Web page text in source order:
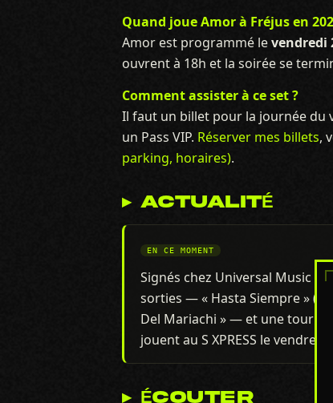
Quand joue Amor à Fréjus en
Amor est programmé levendredi
ouvrent à 18h et la soirée se
Comment assister à ce set ?
Il faut un billet pour la journée du
un Pass VIP. Réserver mes billets,
parking, horaires).
▸ ACTUALITÉ
EN CE MOMENT
Signés chez Universal Music
sorties — « Hasta Siempre »
Del Mariachi » — et une
jouent au S XPRESS le
▸ ÉCOUTER